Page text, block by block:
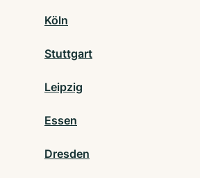
Köln
Stuttgart
Leipzig
Essen
Dresden